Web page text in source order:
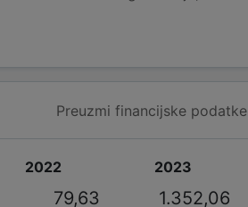
Preuzmi financijske podatke
2022 2023
79,63 1.352,06